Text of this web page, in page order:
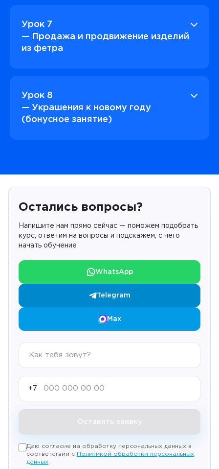
Урок 7
— Продажа и продвижение изделий
из фетра
Урок 8
— Украшения к новому году
(бонусное занятие)
Остались вопросы?
Напишите нам прямо сейчас — поможем подобрать
курс, ответим на вопросы и подскажем, с чего
начать обучение
WhatsApp
Telegram
Max
+7
Оставить заявку
Даю согласие на обработку персональных данных в
соответствии с Политикой обработки персональных
данных